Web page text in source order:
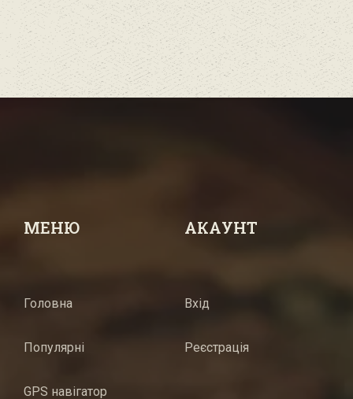
МЕНЮ
Головна
Популярні
GPS навігатор
АКАУНТ
Вхід
Реєстрація